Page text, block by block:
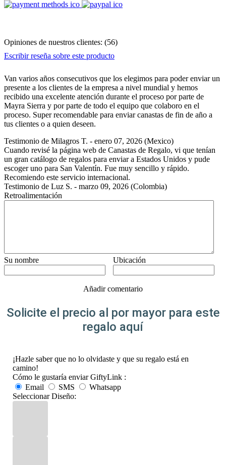
Opiniones de nuestros clientes: (56)
Escribir reseña sobre este producto
Van varios años consecutivos que los elegimos para poder enviar un
presente a los clientes de la empresa a nivel mundial y hemos
recibido una excelente atención durante el proceso por parte de
Mayra Sierra y por parte de todo el equipo que colaboro en el
proceso. Super recomendable para enviar canastas de fin de año a
tus clientes o a quien deseen.
Testimonio de Milagros T. - enero 07, 2026 (Mexico)
Cuando revisé la página web de Canastas de Regalo, vi que tenían
un gran catálogo de regalos para enviar a Estados Unidos y pude
escoger uno para San Valentín. Fue muy sencillo y rápido.
Recomiendo este servicio internacional.
Testimonio de Luz S. - marzo 09, 2026 (Colombia)
Retroalimentación
Su nombre Ubicación
Añadir comentario
Solicite el precio al por mayor para este
regalo aquí
¡Hazle saber que no lo olvidaste y que su regalo está en
camino!
Cómo le gustaría enviar GiftyLink :
Email
SMS
Whatsapp
Seleccionar Diseño: